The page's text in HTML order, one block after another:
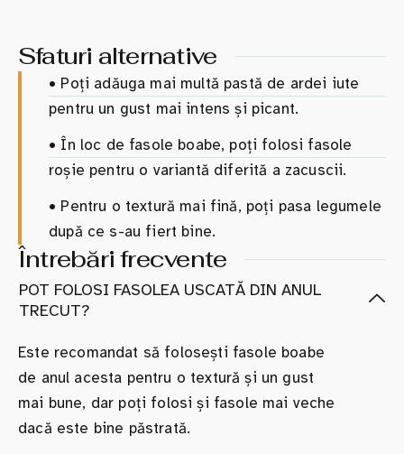
Sfaturi alternative
• Poți adăuga mai multă pastă de ardei iute
pentru un gust mai intens și picant.
• În loc de fasole boabe, poți folosi fasole
roșie pentru o variantă diferită a zacuscii.
• Pentru o textură mai fină, poți pasa legumele
după ce s-au fiert bine.
Întrebări frecvente
POT FOLOSI FASOLEA USCATĂ DIN ANUL
TRECUT?
Este recomandat să folosești fasole boabe
de anul acesta pentru o textură și un gust
mai bune, dar poți folosi și fasole mai veche
dacă este bine păstrată.